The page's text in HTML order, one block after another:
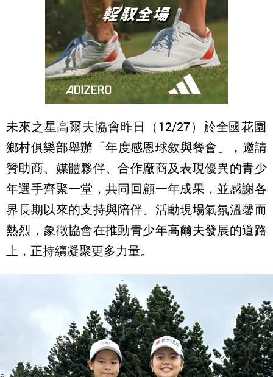
未來之星高爾夫協會昨日（12/27） 於全國花園
鄉村俱樂部舉辦「年度感恩球敘與餐會」，邀請
贊助商、 媒體夥伴、合作廠商及表現優異的青少
年選手齊聚一堂，共同回顧一年成果，並感謝各
界長期以來的支持與陪伴。 活動現場氣氛溫馨而
熱烈，象徵協會在推動青少年高爾夫發展的道路
上，正持續凝聚更多力量。